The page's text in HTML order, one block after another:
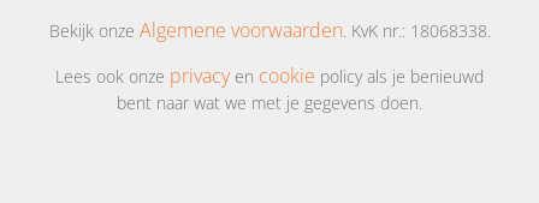
Bekijk onze Algemene voorwaarden. KvK nr.: 18068338.
Lees ook onze privacyen cookie policy als je benieuwd
bent naar wat we met je gegevens doen.